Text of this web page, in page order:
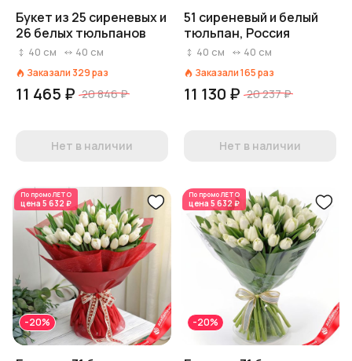
Букет из 25 сиреневых и
26 белых тюльпанов
40 см 40 см
Заказали 329раз
11 465 ₽ 20 846 ₽
Нет в наличии
51 сиреневый и белый
тюльпан, Россия
40 см 40 см
Заказали165раз
11 130 ₽ 20 237 ₽
Нет в наличии
По промоЛЕТО
цена 5 632 ₽
-20%
По промоЛЕТО
цена 5 632 ₽
-20%